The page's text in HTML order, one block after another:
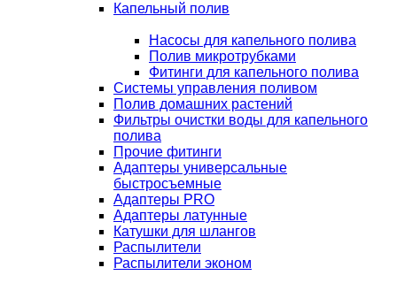
Капельный полив
Насосы для капельного полива
Полив микротрубками
Фитинги для капельного полива
Системы управления поливом
Полив домашних растений
Фильтры очистки воды для капельного
полива
Прочие фитинги
Адаптеры универсальные
быстросъемные
Адаптеры PRO
Адаптеры латунные
Катушки для шлангов
Распылители
Распылители эконом